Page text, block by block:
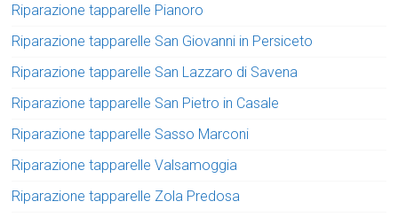
Riparazione tapparelle Pianoro
Riparazione tapparelle San Giovanni in Persiceto
Riparazione tapparelle San Lazzaro di Savena
Riparazione tapparelle San Pietro in Casale
Riparazione tapparelle Sasso Marconi
Riparazione tapparelle Valsamoggia
Riparazione tapparelle Zola Predosa